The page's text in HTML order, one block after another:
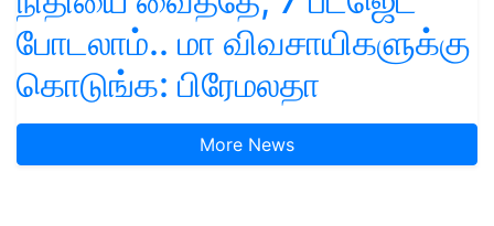
போடலாம்.. மா விவசாயிகளுக்கு
கொடுங்க: பிரேமலதா
More News